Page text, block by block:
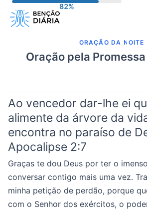
para
conteúdo
ORAÇÃO DA NOITE
Oração pela
Ao vencedor dar-lhe ei
alimente da árvore da
encontra no paraíso de
Apocalipse 2:7
Graças te dou Deus por ter o
conversar contigo mais uma vez.
minha petição de perdão, porque
com o Senhor dos exércitos, o